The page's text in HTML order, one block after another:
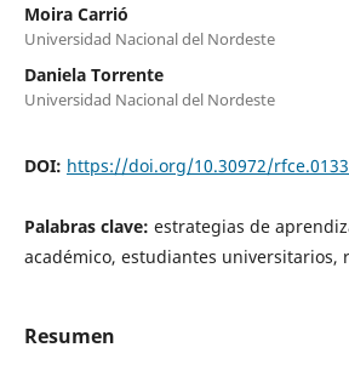
Moira Carrió
Universidad Nacional del Nordeste
Daniela Torrente
Universidad Nacional del Nordeste
DOI: https://doi.org/10.30972/
Palabras clave: estrategias de
académico, estudiantes universitarios,
Resumen